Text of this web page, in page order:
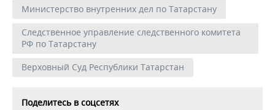
Министерство внутренних дел по Татарстану
Следственное управление следственного комитета
РФ по Татарстану
Верховный Суд Республики Татарстан
Поделитесь в соцсетях